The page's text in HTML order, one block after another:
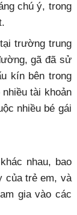
chú ý, trong
trường trung
gã đã sử
kín bên trong
tài khoản
nhiều bé gái
nhau, bao
của trẻ em, và
gia vào các